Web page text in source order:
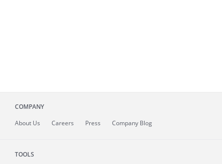
COMPANY
About Us Careers Press Company Blog
TOOLS